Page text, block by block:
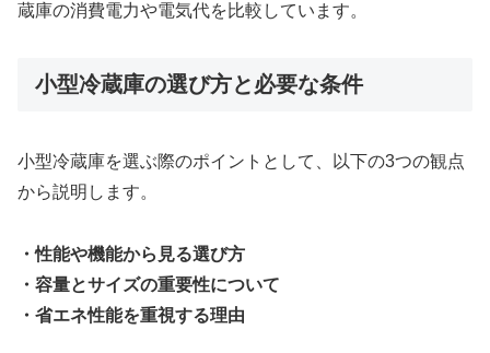
蔵庫の消費電力や電気代を比較しています。
小型冷蔵庫の選び方と必要な条件
小型冷蔵庫を選ぶ際のポイントとして、以下の3つの観点
から説明します。
・性能や機能から見る選び方
・容量とサイズの重要性について
・省エネ性能を重視する理由